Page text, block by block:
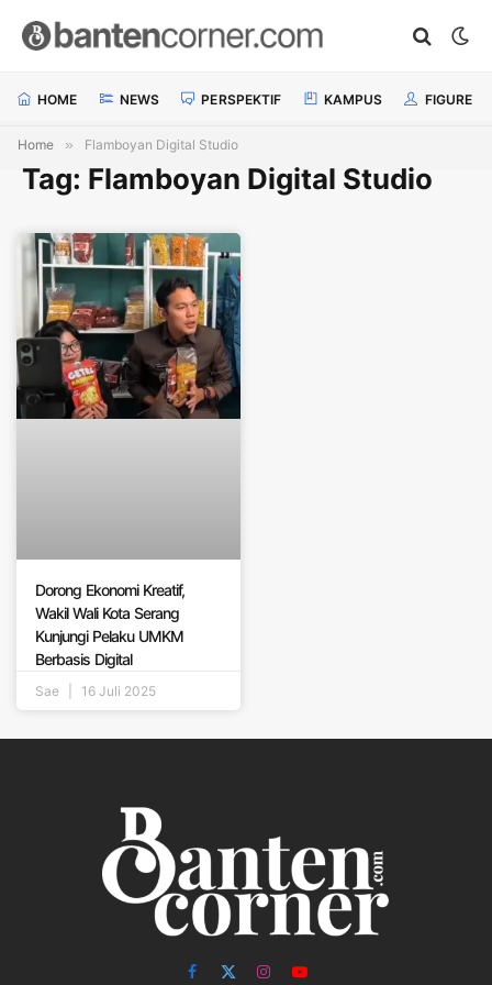
HOME NEWS PERSPEKTIF KAMPUS FIGURE
Home » Flamboyan Digital Studio
Tag: Flamboyan Digital Studio
Dorong Ekonomi Kreatif,
Wakil Wali Kota Serang
Kunjungi Pelaku UMKM
Berbasis Digital
Sae 16 Juli 2025